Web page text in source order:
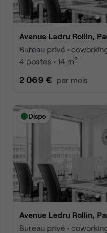
Avenue Ledru Rollin,
Bureau privé •
4 postes • 14 m2
2 069 € par mois
Dispo
Avenue Ledru Rollin,
Bureau privé •